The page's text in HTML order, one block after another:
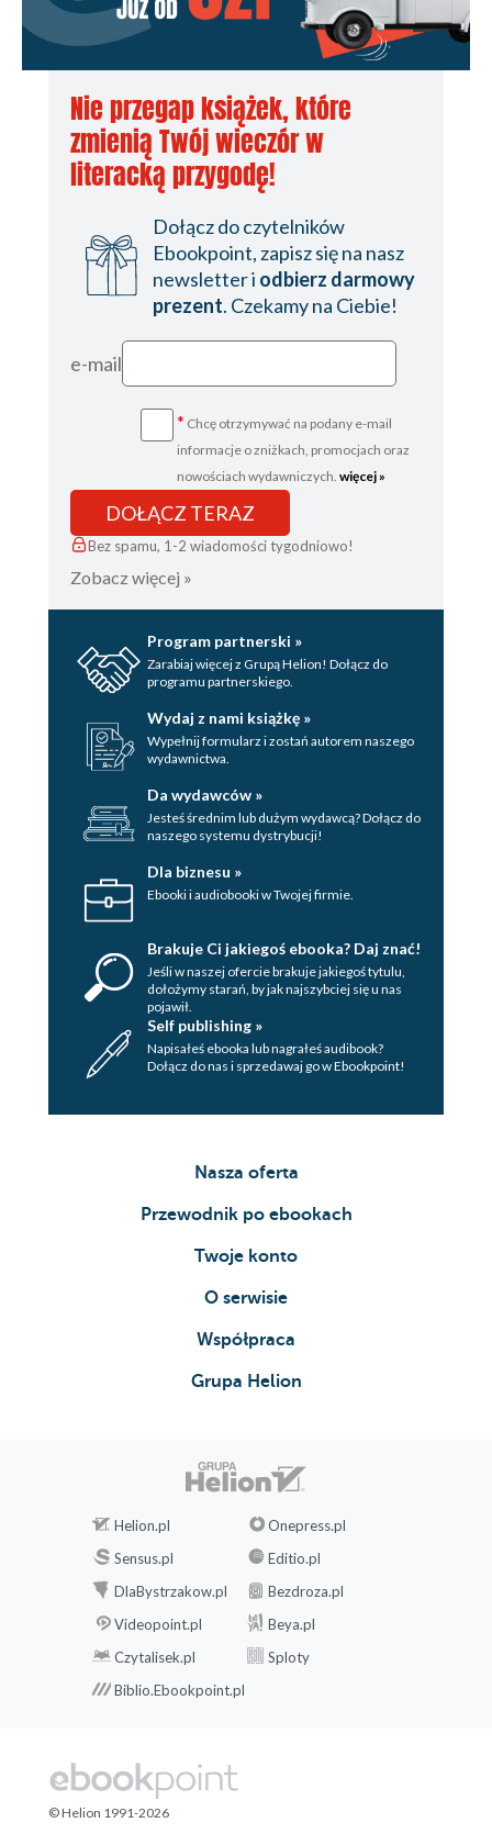
Nie przegap książek, które
zmienią Twój wieczór w
literacką przygodę!
Dołącz do czytelników
Ebookpoint, zapisz się na nasz
newsletter i odbierz darmowy
prezent. Czekamy na Ciebie!
e-mail
* Chcę otrzymywać na podany e-mail
informacje o zniżkach, promocjach oraz
nowościach wydawniczych. więcej »
DOŁĄCZ TERAZ
Bez spamu, 1-2 wiadomości tygodniowo!
Zobacz więcej »
Program partnerski »
Zarabiaj więcej z Grupą Helion! Dołącz do
programu partnerskiego.
Wydaj z nami książkę »
Wypełnij formularz i zostań autorem naszego
wydawnictwa.
Da wydawców »
Jesteś średnim lub dużym wydawcą? Dołącz do
naszego systemu dystrybucji!
Dla biznesu »
Ebooki i audiobooki w Twojej firmie.
Brakuje Ci jakiegoś ebooka? Daj znać!
Jeśli w naszej ofercie brakuje jakiegoś tytulu,
dołożymy starań, by jak najszybciej się u nas
pojawił.
Self publishing »
Napisałeś ebooka lub nagrałeś audibook?
Dołącz do nas i sprzedawaj go w Ebookpoint!
Nasza oferta
Przewodnik po ebookach
Twoje konto
O serwisie
Współpraca
Grupa Helion
Helion.pl
Onepress.pl
Sensus.pl
Editio.pl
DlaBystrzakow.pl
Bezdroza.pl
Videopoint.pl
Beya.pl
Czytalisek.pl
Sploty
Biblio.Ebookpoint.pl
© Helion 1991-2026